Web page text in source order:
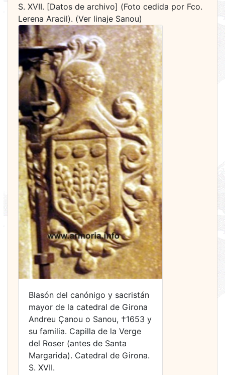
S. XVII. [Datos de archivo] (Foto cedida por Fco.
Lerena Aracil). (Ver linaje Sanou)
Blasón del canónigo y sacristán
mayor de la catedral de Girona
Andreu Çanou o Sanou, †1653 y
su familia. Capilla de la Verge
del Roser (antes de Santa
Margarida). Catedral de Girona.
S. XVII.